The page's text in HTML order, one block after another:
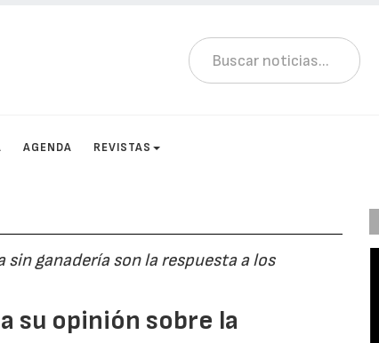
AGENDA REVISTAS
sin ganadería son la respuesta a los
su opinión sobre la